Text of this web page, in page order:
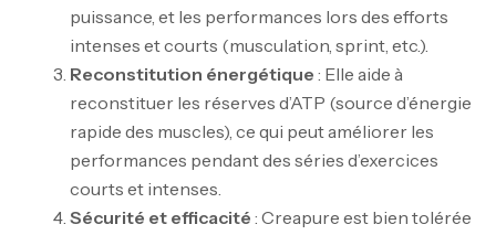
puissance, et les performances lors des efforts
intenses et courts (musculation, sprint, etc.).
Reconstitution énergétique : Elle aide à
reconstituer les réserves d’ATP (source d’énergie
rapide des muscles), ce qui peut améliorer les
performances pendant des séries d’exercices
courts et intenses.
Sécurité et efficacité : Creapure est bien tolérée